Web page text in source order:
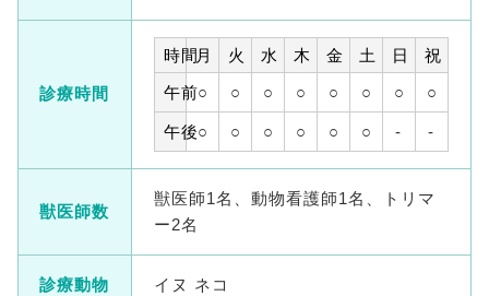
診療時間
時間月 火 水 木 金 土 日
祝
午前○ ○ ○ ○ ○ ○ ○ ○
午後○ ○ ○ ○ ○ ○ - -
獣医師数
獣医師1名、動物看護師1名、トリマ
ー2名
診療動物 イヌ ネコ